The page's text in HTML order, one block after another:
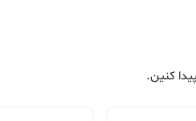
کنین.